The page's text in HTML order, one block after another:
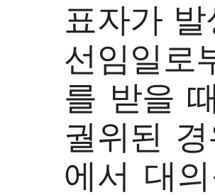
표자가
선임일로
를 받을
궐위된
에서 대